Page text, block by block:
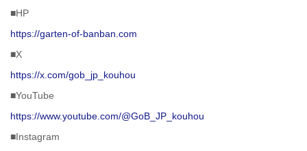
■HP
https://garten-of-banban.com
■X
https://x.com/gob_jp_kouhou
■YouTube
https://www.youtube.com/@GoB_JP_kouhou
■Instagram